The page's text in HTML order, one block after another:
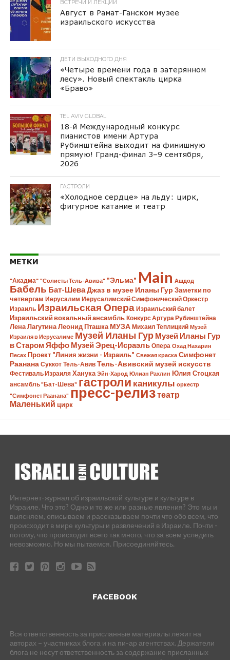
ВСТРЕЧИ И ЛЕКЦИИ
Август в Рамат-Ганском музее
израильского искусства
ДЕТИ ВЫХОДНОГО ДНЯ
«Четыре времени года в затерянном
лесу». Новый спектакль цирка
«Браво»
TEL AVIV GLOBAL
18-й Международный конкурс
пианистов имени Артура
Рубинштейна выходит на финишную
прямую! Гранд-финал 3–9 сентября,
2026
ГАСТРОЛИ
«Холодное сердце» на льду: цирк,
фигурное катание и театр
МЕТКИ
"Акадма" "Солисты Тель-Авива" "Эльма" Main Ашдод
Бабель Бат-ШеваДжаз в музее Иланы Гур Заметки по
четвергам Иерусалим Иерусалимский Симфонический Оркестр
Израиль Израильская Опера Израильский балет
Израильский вокальный ансамбль Конкурс Артура Рубинштейна
Лена Лагутина Леонид Пташка МУЗА Михаил Теплицкий Музей
Израиля в Иерусалиме Музей Иланы Гур Музей Иланы Гур
в Старом Яффо Музей Эрец-Исраэль Опера Охад Нахарин
Песах Проект "Линия жизни - Израиль" Свежая краска Симфонет
Раанана Суккот Тель-Авив Тель-Авивский музей искусств
Фестиваль Израиля Ханука Эйн-Харод Юлиан Рахлин Юлия Стоцкая
ансамбль "Бат-Шева" гастроли каникулы оркестр
"Симфонет Раанана" пресс-релизтеатр
Маленький цирк
Интернет-журнал об израильской культуре и культуре в
Израиле. Что это? Одно и то же или разные явления? Это мы и
выясняем, описываем и рассказываем почти что обо всем, что
происходит в мире культуры и развлечений в Израиле. Почти -
потому, что происходит всего так много, что за всем уследить
невозможно. Но мы пытаемся. Присоединяйтесь.
FACEBOOK
Вся ответственность за присланные материалы лежит на
авторах – участниках блога и на пи-ар агентствах. Держатели
блога не несут ответственность за содержание присланных